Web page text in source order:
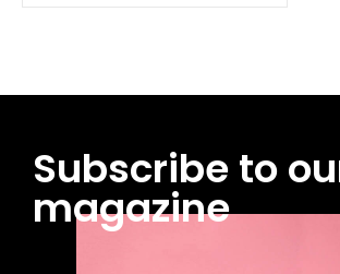
Subscribe to
magazine